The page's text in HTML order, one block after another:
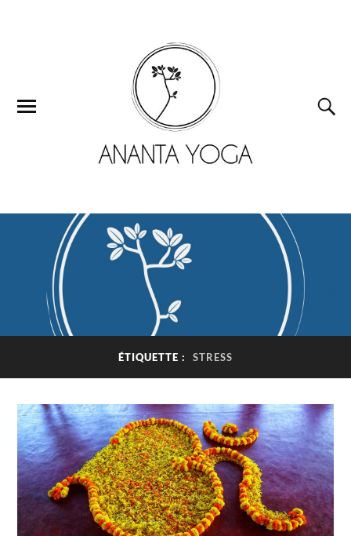
ÉTIQUETTE : STRESS